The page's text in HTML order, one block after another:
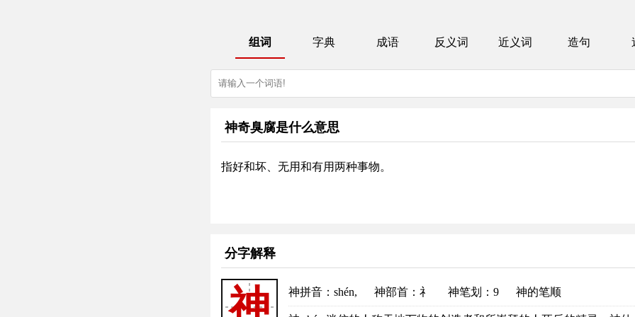
组词 字典 成语 反义词 近义词 造句
神奇臭腐是什么意思
指好和坏、无用和有用两种事物。
分字解释
神 神拼音 ：shén, 神部首 ：礻 神笔划：9 神的笔顺